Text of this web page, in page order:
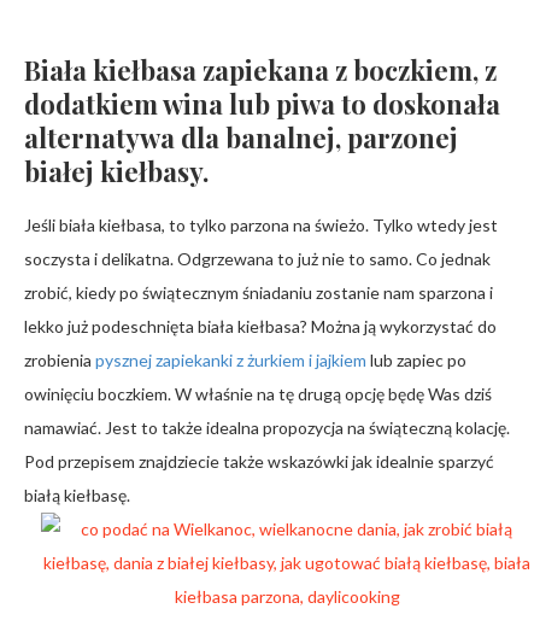
Biała kiełbasa zapiekana z boczkiem, z
dodatkiem wina lub piwa to doskonała
alternatywa dla banalnej, parzonej
białej kiełbasy.
Jeśli biała kiełbasa, to tylko parzona na świeżo. Tylko wtedy jest
soczysta i delikatna. Odgrzewana to już nie to samo. Co jednak
zrobić, kiedy po świątecznym śniadaniu zostanie nam sparzona i
lekko już podeschnięta biała kiełbasa? Można ją wykorzystać do
zrobienia pysznej zapiekanki z żurkiem i jajkiem lub zapiec po
owinięciu boczkiem. W właśnie na tę drugą opcję będę Was dziś
namawiać. Jest to także idealna propozycja na świąteczną kolację.
Pod przepisem znajdziecie także wskazówki jak idealnie sparzyć
białą kiełbasę.